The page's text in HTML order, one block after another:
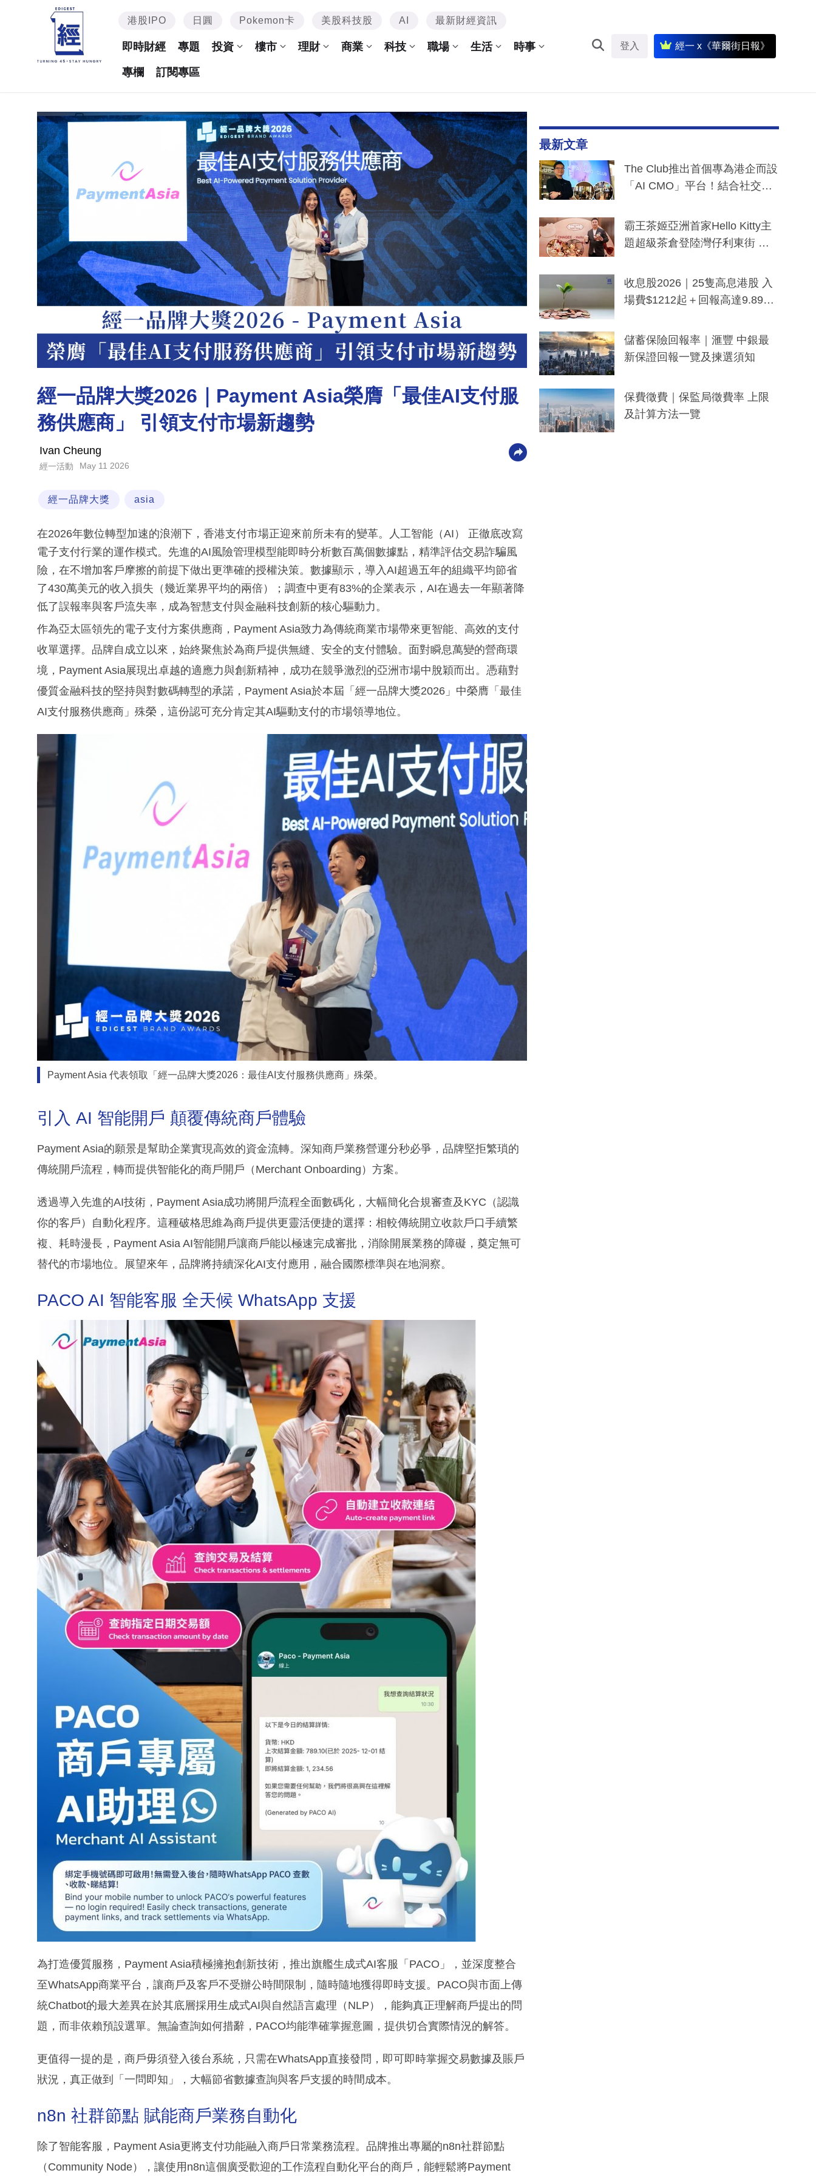
港股IPO 日圓 Pokemon卡 美股科技股 AI 最新財經資訊
即時財經 專題 投資 樓市 理財 商業 科技 職場 生活 時事
專欄 訂閱專區
登入 經一 x《華爾街日報》
經一品牌大獎2026｜Payment Asia榮膺「最佳AI支付服
務供應商」 引領支付市場新趨勢
Ivan Cheung
經一活動 May 11 2026
經一品牌大獎 asia
在2026年數位轉型加速的浪潮下，香港支付市場正迎來前所未有的變革。人工智能（AI） 正徹底改寫
電子支付行業的運作模式。先進的AI風險管理模型能即時分析數百萬個數據點，精準評估交易詐騙風
險，在不增加客戶摩擦的前提下做出更準確的授權決策。數據顯示，導入AI超過五年的組織平均節省
了430萬美元的收入損失（幾近業界平均的兩倍）；調查中更有83%的企業表示，AI在過去一年顯著降
低了誤報率與客戶流失率，成為智慧支付與金融科技創新的核心驅動力。
作為亞太區領先的電子支付方案供應商，Payment Asia致力為傳統商業市場帶來更智能、高效的支付
收單選擇。品牌自成立以來，始終聚焦於為商戶提供無縫、安全的支付體驗。面對瞬息萬變的營商環
境，Payment Asia展現出卓越的適應力與創新精神，成功在競爭激烈的亞洲市場中脫穎而出。憑藉對
優質金融科技的堅持與對數碼轉型的承諾，Payment Asia於本屆「經一品牌大獎2026」中榮膺「最佳
AI支付服務供應商」殊榮，這份認可充分肯定其AI驅動支付的市場領導地位。
Payment Asia 代表領取「經一品牌大獎2026：最佳AI支付服務供應商」殊榮。
引入 AI 智能開戶 顛覆傳統商戶體驗
Payment Asia的願景是幫助企業實現高效的資金流轉。深知商戶業務營運分秒必爭，品牌堅拒繁瑣的
傳統開戶流程，轉而提供智能化的商戶開戶（Merchant Onboarding）方案。
透過導入先進的AI技術，Payment Asia成功將開戶流程全面數碼化，大幅簡化合規審查及KYC（認識
你的客戶）自動化程序。這種破格思維為商戶提供更靈活便捷的選擇：相較傳統開立收款戶口手續繁
複、耗時漫長，Payment Asia AI智能開戶讓商戶能以極速完成審批，消除開展業務的障礙，奠定無可
替代的市場地位。展望來年，品牌將持續深化AI支付應用，融合國際標準與在地洞察。
PACO AI 智能客服 全天候 WhatsApp 支援
為打造優質服務，Payment Asia積極擁抱創新技術，推出旗艦生成式AI客服「PACO」，並深度整合
至WhatsApp商業平台，讓商戶及客戶不受辦公時間限制，隨時隨地獲得即時支援。PACO與市面上傳
統Chatbot的最大差異在於其底層採用生成式AI與自然語言處理（NLP），能夠真正理解商戶提出的問
題，而非依賴預設選單。無論查詢如何措辭，PACO均能準確掌握意圖，提供切合實際情況的解答。
更值得一提的是，商戶毋須登入後台系統，只需在WhatsApp直接發問，即可即時掌握交易數據及賬戶
狀況，真正做到「一問即知」，大幅節省數據查詢與客戶支援的時間成本。
n8n 社群節點 賦能商戶業務自動化
除了智能客服，Payment Asia更將支付功能融入商戶日常業務流程。品牌推出專屬的n8n社群節點
（Community Node），讓使用n8n這個廣受歡迎的工作流程自動化平台的商戶，能輕鬆將Payment
最新文章
The Club推出首個專為港企而設
「AI CMO」平台！結合社交聆
分鐘生成「貼地」宣傳短片
霸王茶姬亞洲首家Hello Kitty主
題超級茶倉登陸灣仔利東街 推
y及香港限定特調系列
收息股2026｜25隻高息港股 入
場費$1212起＋回報高達9.89
儲蓄保險回報率｜滙豐 中銀最
新保證回報一覽及揀選須知
保費徵費｜保監局徵費率 上限
及計算方法一覽